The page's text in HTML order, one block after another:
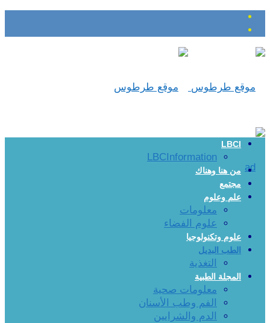
LBCI
LBCInformation
من هنا وهناك
مجتمع
علم وعلوم
معلومات
علوم الفضاء
علوم وتكنولوجيا
الطب البديل
التغذية
المجلة الطبية
معلومات صحية
الفم وطب الأسنان
الدم والشرايين